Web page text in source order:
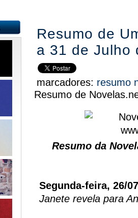
Resumo de
a 31 de Julho
marcadores: resumo
Resumo de
Resumo da
Segunda-feira, 26/
Janete revela para